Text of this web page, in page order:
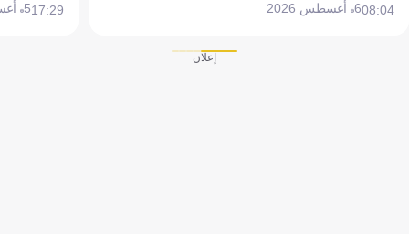
08:046 أغسطس 2026 17:295 أغسطس 2026
إعلان